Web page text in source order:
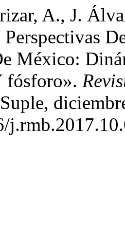
A., J.
México:
fósforo».